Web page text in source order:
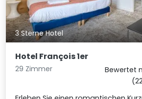
3 Sterne Hotel
Hotel François 1er
29 Zimmer
Bewertet